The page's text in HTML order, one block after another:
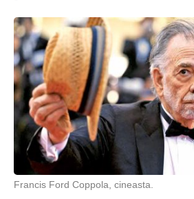
Francis Ford Coppola, cineasta.